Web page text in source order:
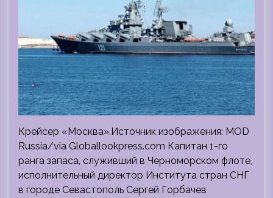
Крейсер «Москва».Источник изображения: MOD
Russia/via Globallookpress.com Капитан 1-го
ранга запаса, служивший в Черноморском флоте,
исполнительный директор Института стран СНГ
в городе Севастополь Сергей Горбачев